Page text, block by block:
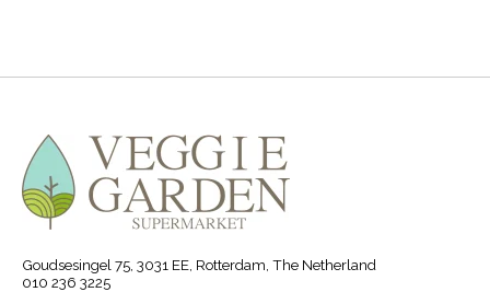
Goudsesingel 75, 3031 EE, Rotterdam, The Netherland
010 236 3225